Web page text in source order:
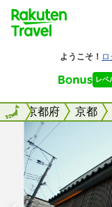
全国京都府 京都
全国